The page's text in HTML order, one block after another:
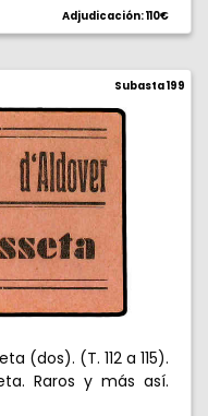
Adjudicación: 110€
Subasta 199
(dos). (T. 112 a 115).
Raros y más así.